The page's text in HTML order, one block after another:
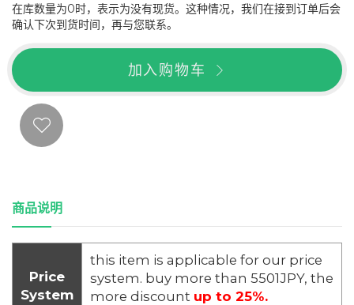
在库数量为0时，表示为没有现货。这种情况，我们在接到订单后会
确认下次到货时间，再与您联系。
加入购物车
商品说明
Price
System
this item is applicable for our price
system. buy more than 5501JPY, the
more discount up to 25%.